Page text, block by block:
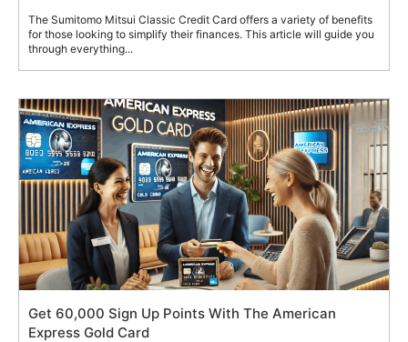
The Sumitomo Mitsui Classic Credit Card offers a variety of benefits
for those looking to simplify their finances. This article will guide you
through everything...
Get 60,000 Sign Up Points With The American
Express Gold Card